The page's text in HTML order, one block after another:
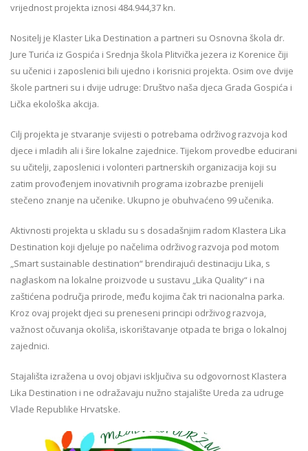
vrijednost projekta iznosi 484.944,37 kn.
Nositelj je Klaster Lika Destination a partneri su Osnovna škola dr.
Jure Turića iz Gospića i Srednja škola Plitvička jezera iz Korenice čiji
su učenici i zaposlenici bili ujedno i korisnici projekta. Osim ove dvije
škole partneri su i dvije udruge: Društvo naša djeca Grada Gospića i
Lička ekološka akcija.
Cilj projekta je stvaranje svijesti o potrebama održivog razvoja kod
djece i mladih ali i šire lokalne zajednice. Tijekom provedbe educirani
su učitelji, zaposlenici i volonteri partnerskih organizacija koji su
zatim provođenjem inovativnih programa izobrazbe prenijeli
stečeno znanje na učenike. Ukupno je obuhvaćeno 99 učenika.
Aktivnosti projekta u skladu su s dosadašnjim radom Klastera Lika
Destination koji djeluje po načelima održivog razvoja pod motom
„Smart sustainable destination“ brendirajući destinaciju Lika, s
naglaskom na lokalne proizvode u sustavu „Lika Quality“ i na
zaštićena područja prirode, među kojima čak tri nacionalna parka.
Kroz ovaj projekt djeci su preneseni principi održivog razvoja,
važnost očuvanja okoliša, iskorištavanje otpada te briga o lokalnoj
zajednici.
Stajališta izražena u ovoj objavi isključiva su odgovornost Klastera
Lika Destination i ne odražavaju nužno stajalište Ureda za udruge
Vlade Republike Hrvatske.